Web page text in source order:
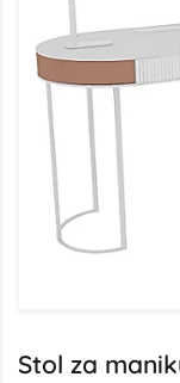
Stol za